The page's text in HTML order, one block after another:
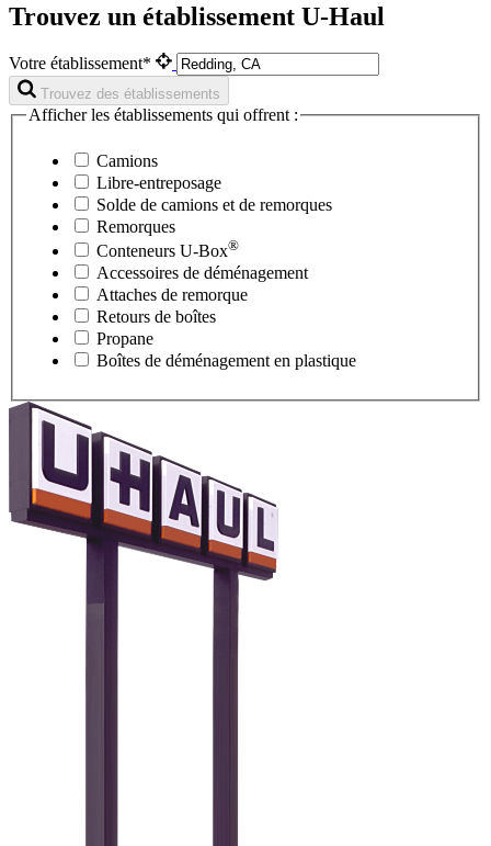
Trouvez un établissement U-Haul
Votre établissement*
Trouvez des établissements
Afficher les établissements qui offrent :
Camions
Libre-entreposage
Solde de camions et de remorques
Remorques
Conteneurs U-Box®
Accessoires de déménagement
Attaches de remorque
Retours de boîtes
Propane
Boîtes de déménagement en plastique